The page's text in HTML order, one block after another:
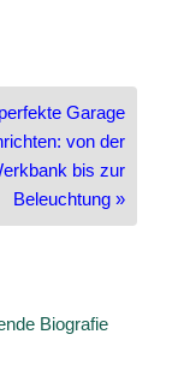
Garage
von der
bis zur
Beleuchtung »
Biografie